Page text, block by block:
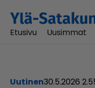
Etusivu
Uusimmat
uutinen30.5.2026